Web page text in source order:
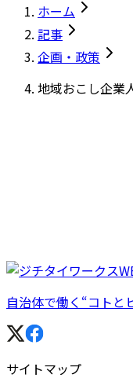
ホーム
記事
企画・政策
地域おこし企業
自治体で働く“コトと
サイトマップ